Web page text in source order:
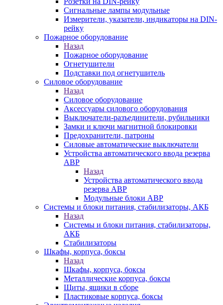
Сигнальные лампы модульные
Измерители, указатели, индикаторы на DIN-
рейку
Пожарное оборудование
Назад
Пожарное оборудование
Огнетушители
Подставки под огнетушитель
Силовое оборудование
Назад
Силовое оборудование
Аксессуары силового оборудования
Выключатели-разъединители, рубильники
Замки и ключи магнитной блокировки
Предохранители, патроны
Силовые автоматические выключатели
Устройства автоматического ввода резерва
АВР
Назад
Устройства автоматического ввода
резерва АВР
Модульные блоки АВР
Системы и блоки питания, стабилизаторы, АКБ
Назад
Системы и блоки питания, стабилизаторы,
АКБ
Стабилизаторы
Шкафы, корпуса, боксы
Назад
Шкафы, корпуса, боксы
Металлические корпуса, боксы
Щиты, ящики в сборе
Пластиковые корпуса, боксы